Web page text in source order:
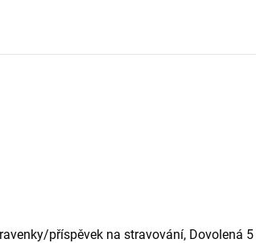
příspěvek na stravování, Dovolená